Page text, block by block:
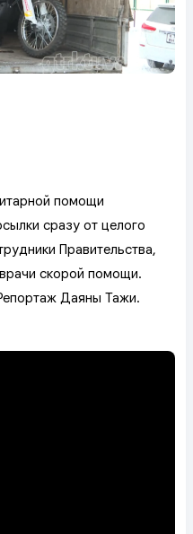
помощи
сразу от целого
Правительства,
скорой помощи.
Даяны Тажи.